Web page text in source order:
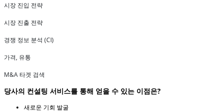
시장 진입 전략
시장 진출 전략
경쟁 정보 분석 (CI)
가격, 유통
M&A 타겟 검색
당사의 컨설팅 서비스를 통해 얻을 수 있는 이점은?
새로운 기회 발굴